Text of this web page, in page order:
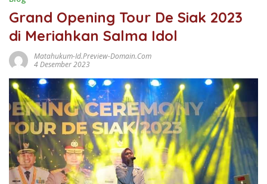
Grand Opening Tour De Siak 2023
di Meriahkan Salma Idol
Matahukum-Id.preview-Domain.com
4 Desember 2023